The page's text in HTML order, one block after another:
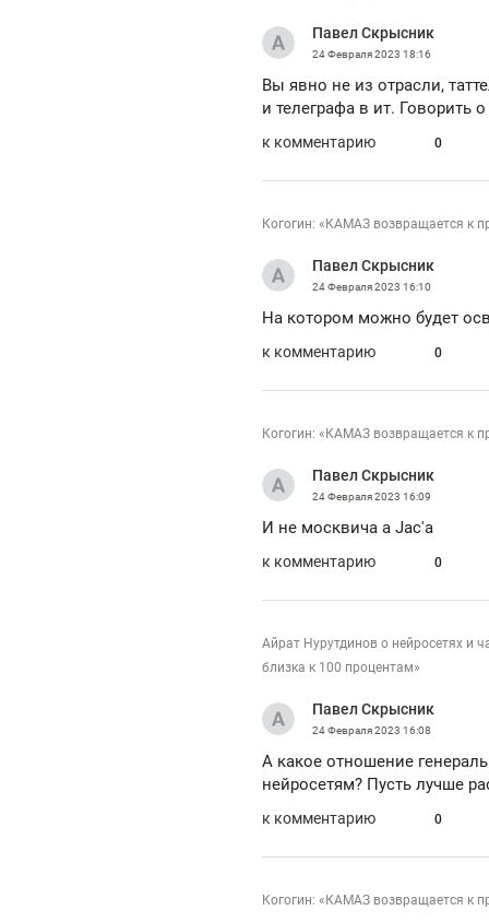
Павел Скрысник
24 Февраля 2023 18:16
Вы явно не из отрасли,
и телеграфа в ит. Говорить
к комментарию 0
Когогин: «КАМАЗ возвращается к
Павел Скрысник
24 Февраля 2023 16:10
На котором можно будет
к комментарию 0
Когогин: «КАМАЗ возвращается к
Павел Скрысник
24 Февраля 2023 16:09
И не москвича а Jac'a
к комментарию 0
Айрат Нурутдинов о нейросетях и
близка к 100 процентам»
Павел Скрысник
24 Февраля 2023 16:08
А какое отношение
нейросетям? Пусть лучше
к комментарию 0
Когогин: «КАМАЗ возвращается к